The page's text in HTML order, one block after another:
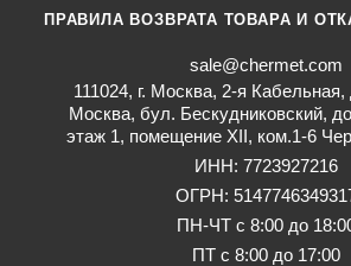
ПРАВИЛА ВОЗВРАТА ТОВАРА И
sale@chermet.com
111024, г. Москва, 2-я Кабельная,
Москва, бул. Бескудниковский,
этаж 1, помещение XII, ком.1-6
ИНН: 7723927216
ОГРН:
ПН-ЧТ с 8:00 до
ПТ с 8:00 до 17:00